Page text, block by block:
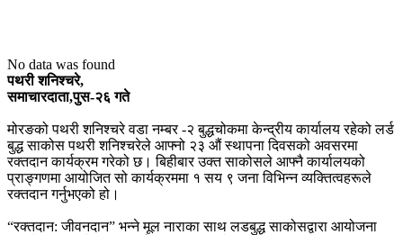
No data was found
पथरी शनिश्चरे,
समाचारदाता,पुस-२६ गते
मोरङको पथरी शनिश्चरे वडा नम्बर -२ बुद्धचोकमा केन्द्रीय कार्यालय रहेको लर्ड
बुद्ध साकोस पथरी शनिश्चरेले आफ्नो २३ औं स्थापना दिवसको अवसरमा
रक्तदान कार्यक्रम गरेको छ। बिहीबार उक्त साकोसले आफ्नै कार्यालयको
प्राङ्गणमा आयोजित सो कार्यक्रममा १ सय ९ जना विभिन्न व्यक्तित्वहरूले
रक्तदान गर्नुभएको हो।
“रक्तदान: जीवनदान” भन्ने मूल नाराका साथ लडबुद्ध साकोसद्वारा आयोजना